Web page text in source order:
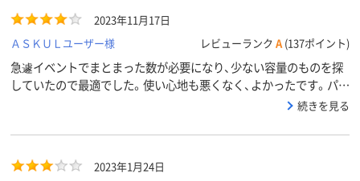
2023年11月17日
ＡＳＫＵＬユーザー様
レビューランク A (137ポイント)
急遽イベントでまとまった数が必要になり、少ない容量のものを探
していたので最適でした。使い心地も悪くなく、よかったです。パッ
ケージも可愛いですよね。強いて言えば、8本入りくらいのがあった
続きを見る
2023年1月24日